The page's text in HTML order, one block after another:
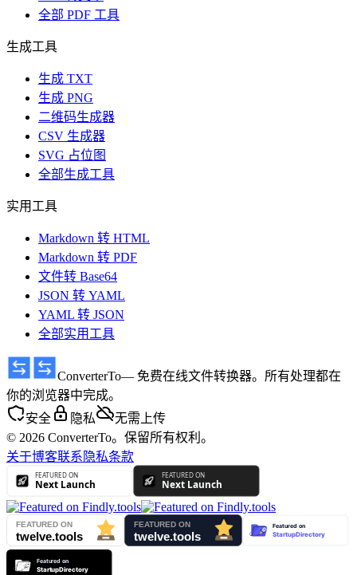
全部 PDF 工具
生成工具
生成 TXT
生成 PNG
二维码生成器
CSV 生成器
SVG 占位图
全部生成工具
实用工具
Markdown 转 HTML
Markdown 转 PDF
文件转 Base64
JSON 转 YAML
YAML 转 JSON
全部实用工具
ConverterTo— 免费在线文件转换器。所有处理都在
你的浏览器中完成。
安全
隐私
无需上传
© 2026 ConverterTo。保留所有权利。
关于博客联系 隐私条款